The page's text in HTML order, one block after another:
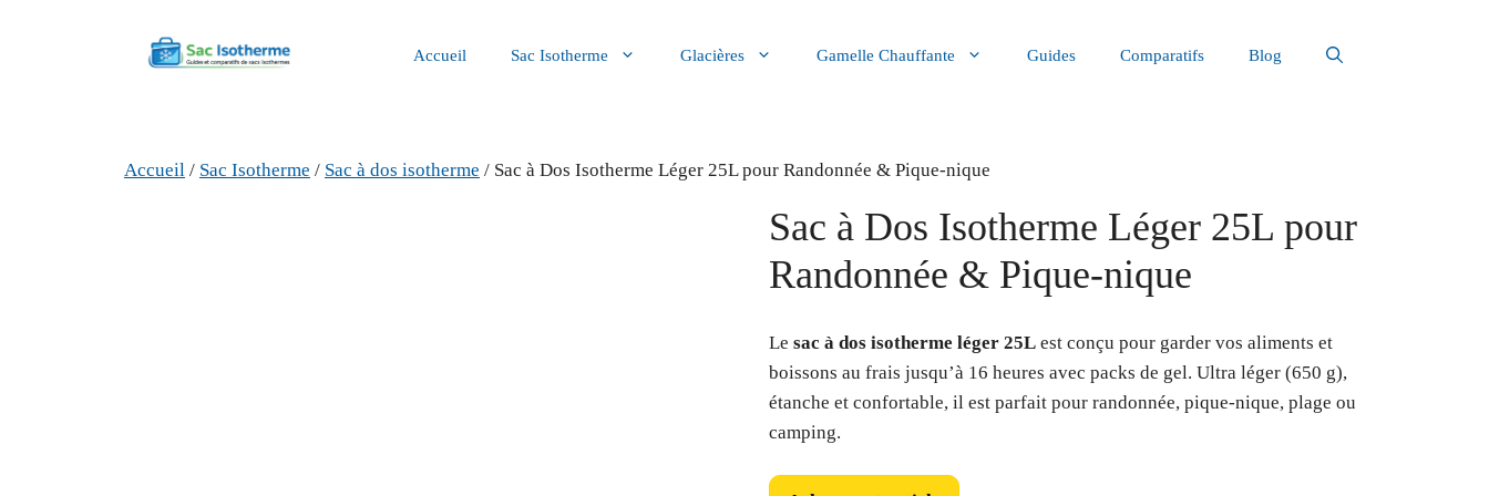
Accueil Sac Isotherme Glacières Gamelle Chauffante Guides Comparatifs Blog
Accueil / Sac Isotherme / Sac à dos isotherme / Sac à Dos Isotherme Léger 25L pour Randonnée & Pique-nique
Sac à Dos Isotherme Léger 25L pour
Randonnée & Pique-nique
Lesac à dos isotherme léger 25L est conçu pour garder vos aliments et
boissons au frais jusqu’à 16 heures avec packs de gel. Ultra léger (650 g),
étanche et confortable, il est parfait pour randonnée, pique-nique, plage ou
camping.